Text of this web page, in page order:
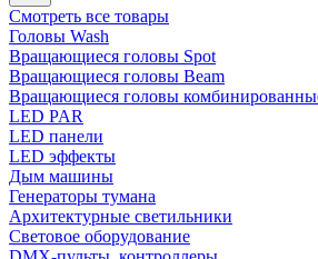
Смотреть все товары
Головы Wash
Вращающиеся головы Spot
Вращающиеся головы Beam
Вращающиеся головы
LED PAR
LED панели
LED эффекты
Дым машины
Генераторы тумана
Архитектурные светильники
Световое оборудование